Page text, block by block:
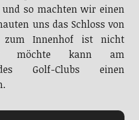
uns das Schloss von
Innenhof ist nicht
möchte kann am
Golf-Clubs einen